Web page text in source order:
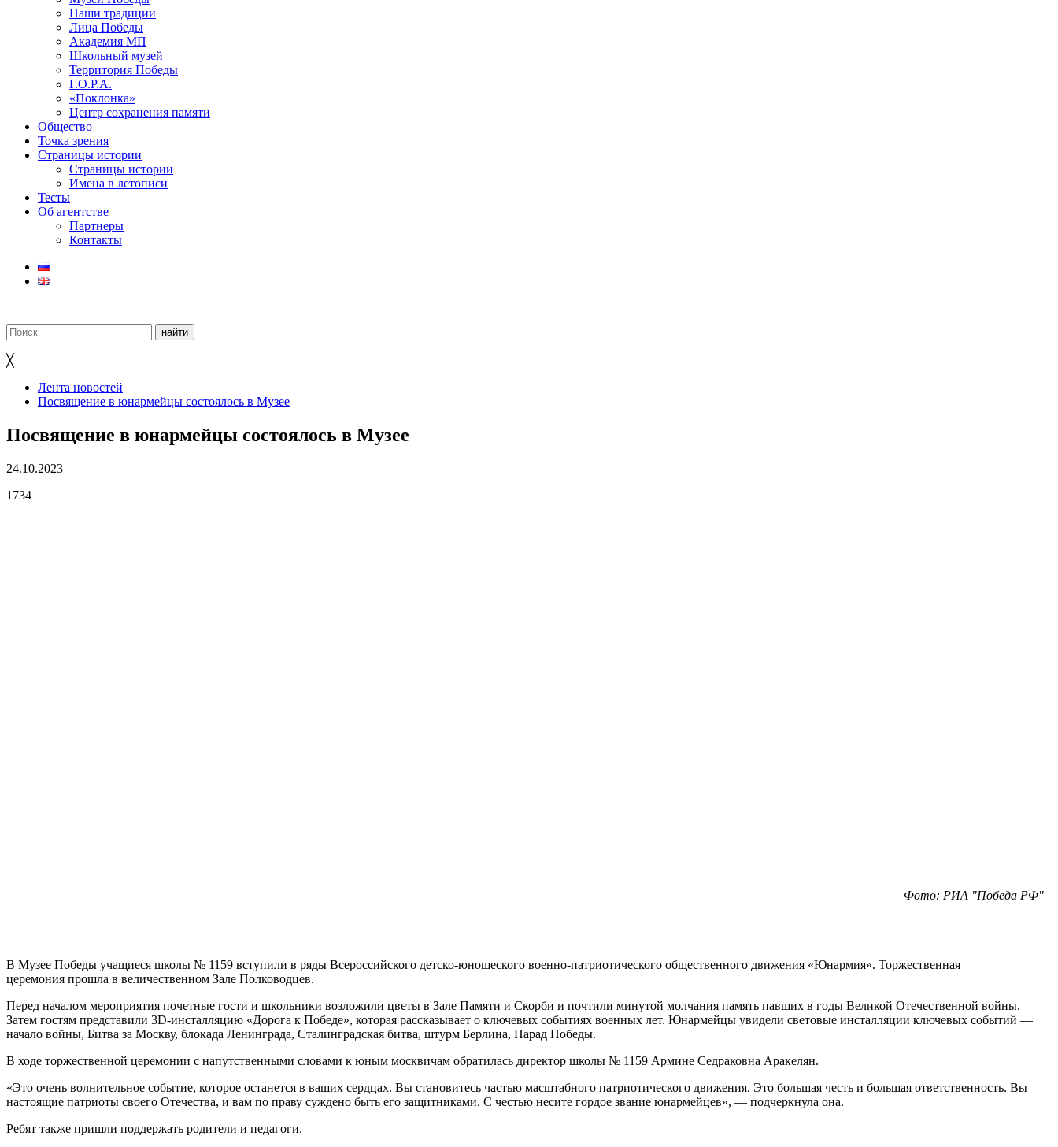
Наши традиции
Лица Победы
Академия МП
Школьный музей
Территория Победы
Г.О.Р.А.
«Поклонка»
Центр сохранения памяти
Общество
Точка зрения
Страницы истории
Страницы истории
Имена в летописи
Тесты
Об агентстве
Партнеры
Контакты
╳
Лента новостей
Посвящение в юнармейцы состоялось в Музее
Посвящение в юнармейцы состоялось в Музее
24.10.2023
1734
Фото: РИА "Победа РФ"
В Музее Победы учащиеся школы № 1159 вступили в ряды Всероссийского детско-юношеского военно-патриотического общественного движения «Юнармия». Торжественная
церемония прошла в величественном Зале Полководцев.
Перед началом мероприятия почетные гости и школьники возложили цветы в Зале Памяти и Скорби и почтили минутой молчания память павших в годы Великой Отечественной войны.
Затем гостям представили 3D-инсталляцию «Дорога к Победе», которая рассказывает о ключевых событиях военных лет. Юнармейцы увидели световые инсталляции ключевых событий —
начало войны, Битва за Москву, блокада Ленинграда, Сталинградская битва, штурм Берлина, Парад Победы.
В ходе торжественной церемонии с напутственными словами к юным москвичам обратилась директор школы № 1159 Армине Седраковна Аракелян.
«Это очень волнительное событие, которое останется в ваших сердцах. Вы становитесь частью масштабного патриотического движения. Это большая честь и большая ответственность. Вы
настоящие патриоты своего Отечества, и вам по праву суждено быть его защитниками. С честью несите гордое звание юнармейцев», — подчеркнула она.
Ребят также пришли поддержать родители и педагоги.